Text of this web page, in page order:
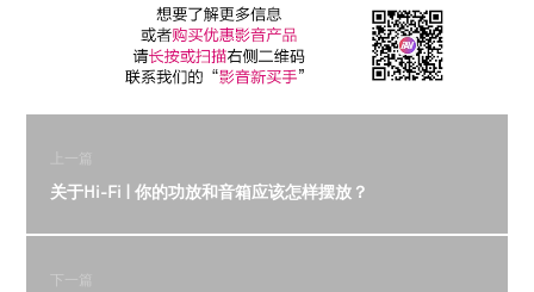
上一篇
关于Hi-Fi | 你的功放和音箱应该怎样摆放？
下一篇